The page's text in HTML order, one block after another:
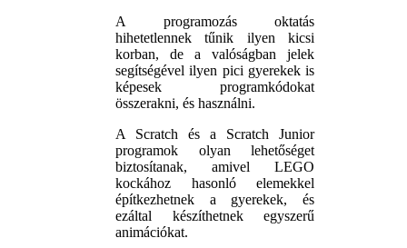
A programozás oktatás
hihetetlennek tűnik ilyen kicsi
korban, de a valóságban jelek
segítségével ilyen pici gyerekek is
képesek programkódokat
összerakni, és használni.
A Scratch és a Scratch Junior
programok olyan lehetőséget
biztosítanak, amivel LEGO
kockához hasonló elemekkel
építkezhetnek a gyerekek, és
ezáltal készíthetnek egyszerű
animációkat.